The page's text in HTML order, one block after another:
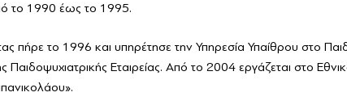
το 1990 έως το 1995.
πήρε το 1996 και υπηρέτησε την Υπηρεσία Υπαίθρου στο
Παιδοψυχιατρικής Εταιρείας. Από το 2004 εργάζεται στο